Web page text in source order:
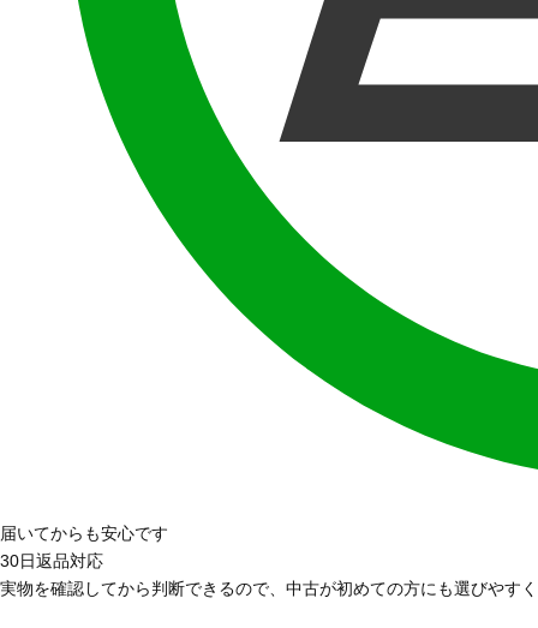
届いてからも安心です
30日返品対応
実物を確認してから判断できるので、中古が初めての方にも選びやす